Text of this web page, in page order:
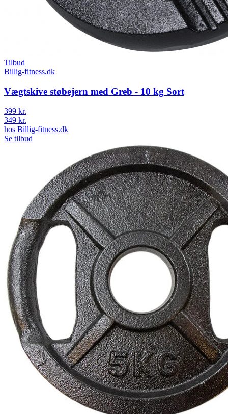
Tilbud
Billig-fitness.dk
Vægtskive støbejern med Greb - 10 kg Sort
399 kr.
349 kr.
hos Billig-fitness.dk
Se tilbud